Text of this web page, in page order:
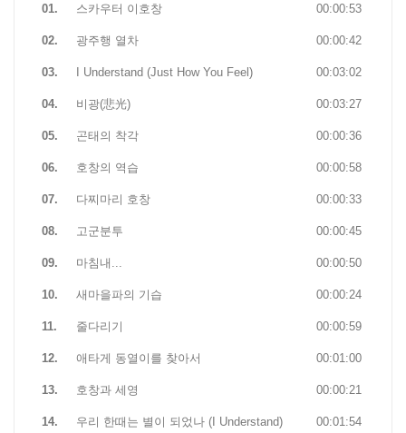
01. 스카우터 이호창 00:00:53
02. 광주행 열차 00:00:42
03. I Understand (Just How You Feel) 00:03:02
04. 비광(悲光) 00:03:27
05. 곤태의 착각 00:00:36
06. 호창의 역습 00:00:58
07. 다찌마리 호창 00:00:33
08. 고군분투 00:00:45
09. 마침내... 00:00:50
10. 새마을파의 기습 00:00:24
11. 줄다리기 00:00:59
12. 애타게 동열이를 찾아서 00:01:00
13. 호창과 세영 00:00:21
14. 우리 한때는 별이 되었나 (I Understand) 00:01:54